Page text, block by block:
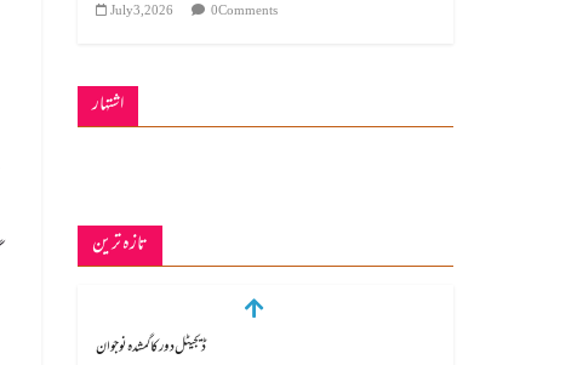
July 3, 2026 0 Comments
اشتہار
تازہ ترین
ڈیجیٹل دور کا گمشدہ نوجوان